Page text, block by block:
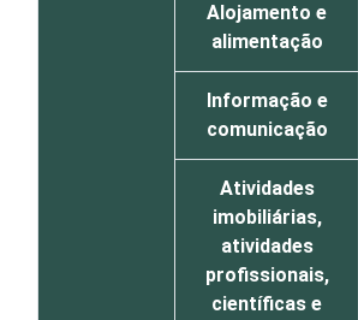
Alojamento e
alimentação
Informação e
comunicação
Atividades
imobiliárias,
atividades
profissionais,
científicas e